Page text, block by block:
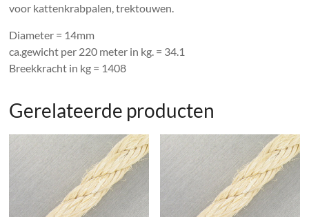
voor kattenkrabpalen, trektouwen.
Diameter = 14mm
ca.gewicht per 220 meter in kg. = 34.1
Breekkracht in kg = 1408
Gerelateerde producten